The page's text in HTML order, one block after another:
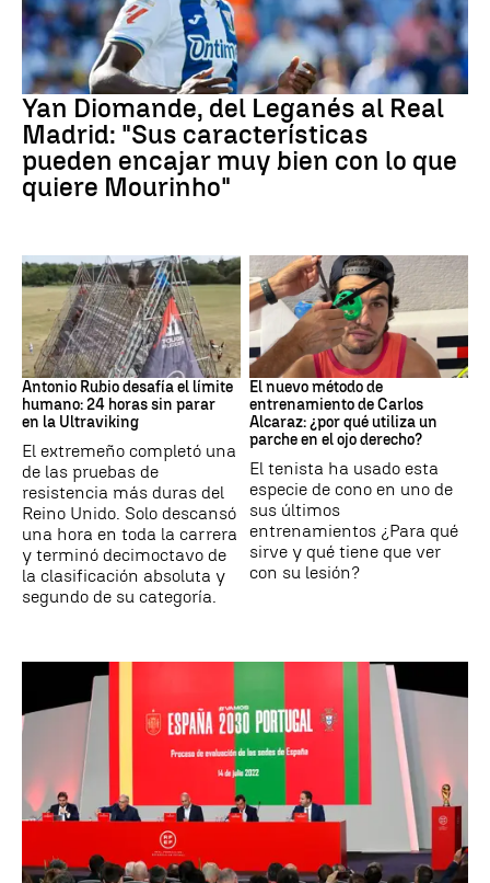
Real Madrid
Yan Diomande, del Leganés al Real
Madrid: "Sus características
pueden encajar muy bien con lo que
quiere Mourinho"
Ultraviking
Antonio Rubio desafía el límite
humano: 24 horas sin parar
en la Ultraviking
El extremeño completó una
de las pruebas de
resistencia más duras del
Reino Unido. Solo descansó
una hora en toda la carrera
y terminó decimoctavo de
la clasificación absoluta y
segundo de su categoría.
Tenis
El nuevo método de
entrenamiento de Carlos
Alcaraz: ¿por qué utiliza un
parche en el ojo derecho?
El tenista ha usado esta
especie de cono en uno de
sus últimos
entrenamientos ¿Para qué
sirve y qué tiene que ver
con su lesión?